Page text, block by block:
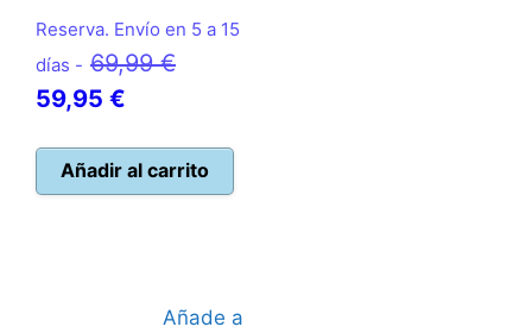
Reserva. Envío en 5 a 15
días - 69,99€El
era:
69,99 €.
59,95 €
actual
es:
Añadir al carrito
Añade a